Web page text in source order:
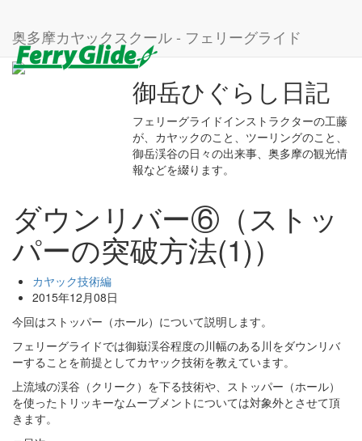
奥多摩カヤックスクール - フェリーグライド
ダウンリバー⑥（ストッパーの突破方法(1)）
御岳ひぐらし日記
フェリーグライドインストラクターの工藤
が、カヤックのこと、ツーリングのこと、
御岳渓谷の日々の出来事、奥多摩の観光情
報などを綴ります。
ダウンリバー⑥（ストッ
パーの突破方法(1)）
カヤック技術編
2015年12月08日
今回はストッパー（ホール）について説明します。
フェリーグライドでは御嶽渓谷程度の川幅のある川をダウンリバ
ーすることを前提としてカヤック技術を教えています。
上流域の渓谷（クリーク）を下る技術や、ストッパー（ホール）
を使ったトリッキーなムーブメントについては対象外とさせて頂
きます。